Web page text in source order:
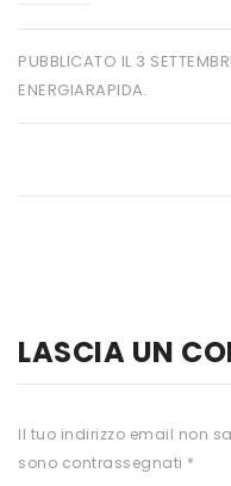
ETHICSPORT
NAMED SPORT
NATIVA INTEGRATORI
NATURAL POINT
PUBBLICATO IL 3
ENERGIARAPIDA.
LASCIA UN
Il tuo indirizzo email non
sono contrassegnati *